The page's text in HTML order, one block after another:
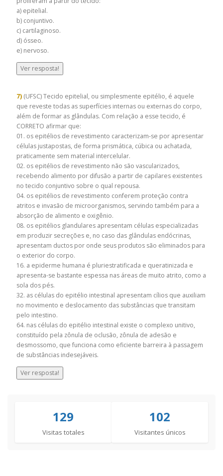
a) epitelial.
b) conjuntivo.
c) cartilaginoso.
d) ósseo.
e) nervoso.
Ver resposta!
7) (UFSC) Tecido epitelial, ou simplesmente epitélio, é aquele
que reveste todas as superfícies internas ou externas do corpo,
além de formar as glândulas. Com relação a esse tecido, é
CORRETO afirmar que:
01. os epitélios de revestimento caracterizam-se por apresentar
células justapostas, de forma prismática, cúbica ou achatada,
praticamente sem material intercelular.
02. os epitélios de revestimento não são vascularizados,
recebendo alimento por difusão a partir de capilares existentes
no tecido conjuntivo sobre o qual repousa.
04. os epitélios de revestimento conferem proteção contra
atritos e invasão de microorganismos, servindo também para a
absorção de alimento e oxigênio.
08. os epitélios glandulares apresentam células especializadas
em produzir secreções e, no caso das glândulas endócrinas,
apresentam ductos por onde seus produtos são eliminados para
o exterior do corpo.
16. a epiderme humana é pluriestratificada e queratinizada e
apresenta-se bastante espessa nas áreas de muito atrito, como a
sola dos pés.
32. as células do epitélio intestinal apresentam cílios que auxiliam
no movimento e deslocamento das substâncias que transitam
pelo intestino.
64. nas células do epitélio intestinal existe o complexo unitivo,
constituído pela zônula de oclusão, zônula de adesão e
desmossomo, que funciona como eficiente barreira à passagem
de substâncias indesejáveis.
Ver resposta!
129
Visitas totales
102
Visitantes únicos